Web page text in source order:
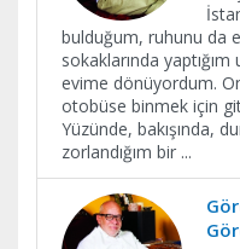
bulduğum, ruhunu da
sokaklarında
evime dönüyordum.
otobüse binmek için
Yüzünde, bakışında,
zorlandığım bir ...